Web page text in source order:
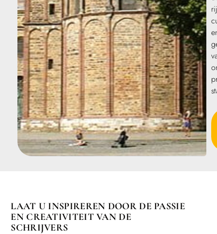
LAAT U INSPIREREN DOOR DE PASSIE
EN CREATIVITEIT VAN DE
SCHRIJVERS